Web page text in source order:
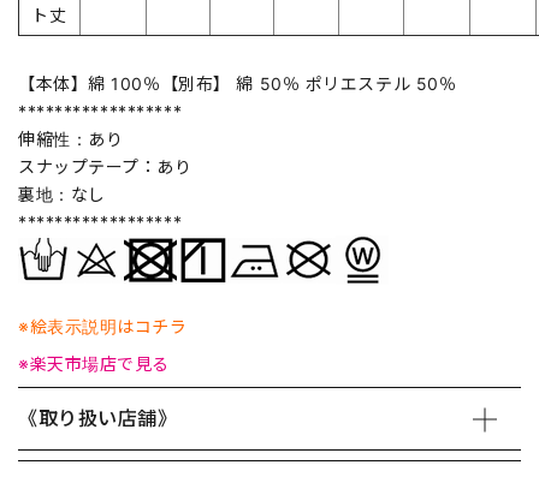
ト丈
【本体】綿 100％【別布】 綿 50％ ポリエステル 50％
******************
伸縮性：あり
スナップテープ：あり
裏地：なし
******************
※絵表示説明はコチラ
※楽天市場店で見る
《取り扱い店舗》